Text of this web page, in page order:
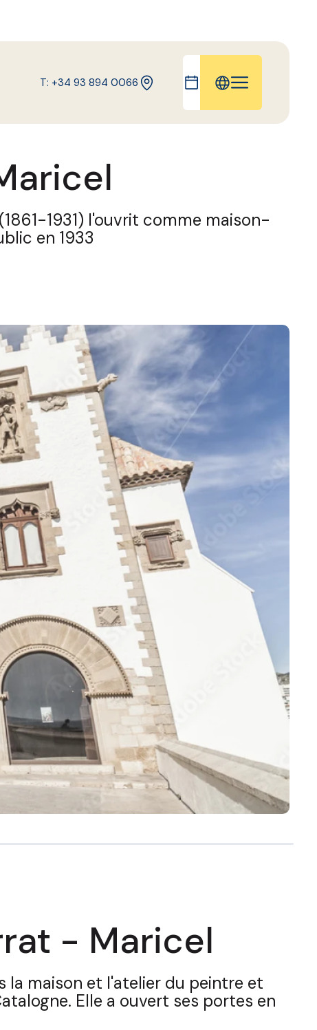
T: +34 93 894 0066
1931) l'ouvrit comme maison-
en 1933
- Maricel
la maison et l'atelier du peintre et
Elle a ouvert ses portes en